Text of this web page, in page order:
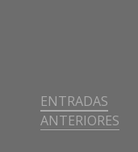
de
ENTRADAS
ANTERIORES